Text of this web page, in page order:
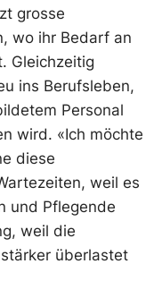
grosse
wo ihr Bedarf an
Gleichzeitig
ins Berufsleben,
Personal
wird. «Ich möchte
diese
weil es
und Pflegende
weil die
überlastet